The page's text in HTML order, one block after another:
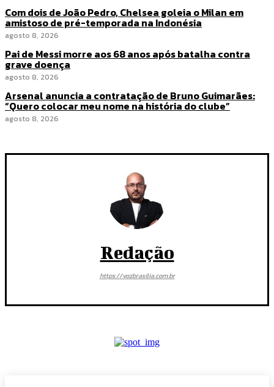
Com dois de João Pedro, Chelsea goleia o Milan em
amistoso de pré-temporada na Indonésia
agosto 8, 2026
Pai de Messi morre aos 68 anos após batalha contra
grave doença
agosto 8, 2026
Arsenal anuncia a contratação de Bruno Guimarães:
“Quero colocar meu nome na história do clube”
agosto 8, 2026
Redação
https://vozbrasilia.com.br